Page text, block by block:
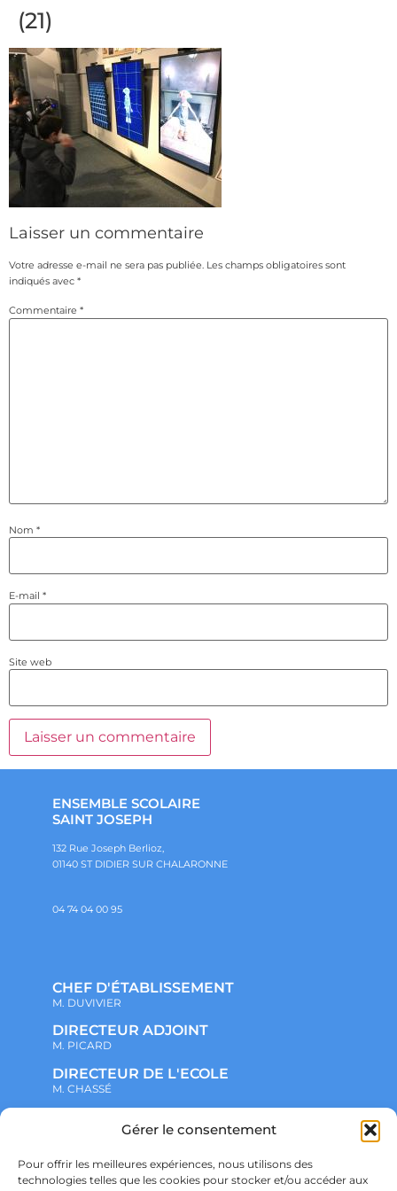
Gérer le consentement
Pour offrir les meilleures expériences, nous utilisons des
technologies telles que les cookies pour stocker et/ou accéder aux
(21)
Laisser un commentaire
Votre adresse e-mail ne sera pas publiée. Les champs obligatoires sont
indiqués avec *
Commentaire *
Nom *
E-mail *
Site web
ENSEMBLE SCOLAIRE
SAINT JOSEPH
132 Rue Joseph Berlioz,
01140 ST DIDIER SUR CHALARONNE
04 74 04 00 95
CHEF D'ÉTABLISSEMENT
M. DUVIVIER
DIRECTEUR ADJOINT
M. PICARD
DIRECTEUR DE L'ECOLE
M. CHASSÉ
NOTRE ENSEMBLE SCOLAIRE
ADMINISTRATIF
VIE ASSOCIATIVE